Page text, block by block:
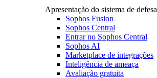
Apresentação do sistema de defesa
Sophos Fusion
Sophos Central
Entrar no Sophos Central
Sophos AI
Marketplace de integrações
Inteligência de ameaça
Avaliação gratuita